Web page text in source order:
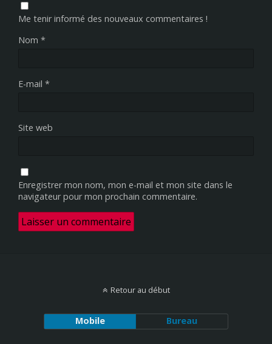
Me tenir informé des nouveaux commentaires !
Nom *
E-mail *
Site web
Enregistrer mon nom, mon e-mail et mon site dans le
navigateur pour mon prochain commentaire.
Retour au début
Mobile Bureau